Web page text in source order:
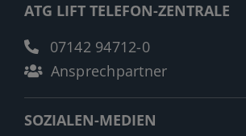
ATG LIFT TELEFON-ZENTRALE
07142 94712-0
Ansprechpartner
SOZIALEN-MEDIEN